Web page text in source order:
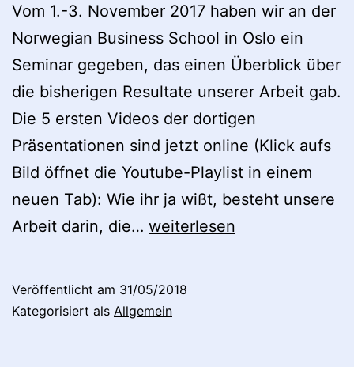
Oslo
online
Vom 1.-3. November 2017 haben wir an der
Norwegian Business School in Oslo ein
Seminar gegeben, das einen Überblick über
die bisherigen Resultate unserer Arbeit gab.
Die 5 ersten Videos der dortigen
Präsentationen sind jetzt online (Klick aufs
Bild öffnet die Youtube-Playlist in einem
neuen Tab): Wie ihr ja wißt, besteht unsere
Arbeit darin, die… ANEP-
an
weiterlesen
Veröffentlicht am 31/05/2018
Kategorisiert als Allgemein